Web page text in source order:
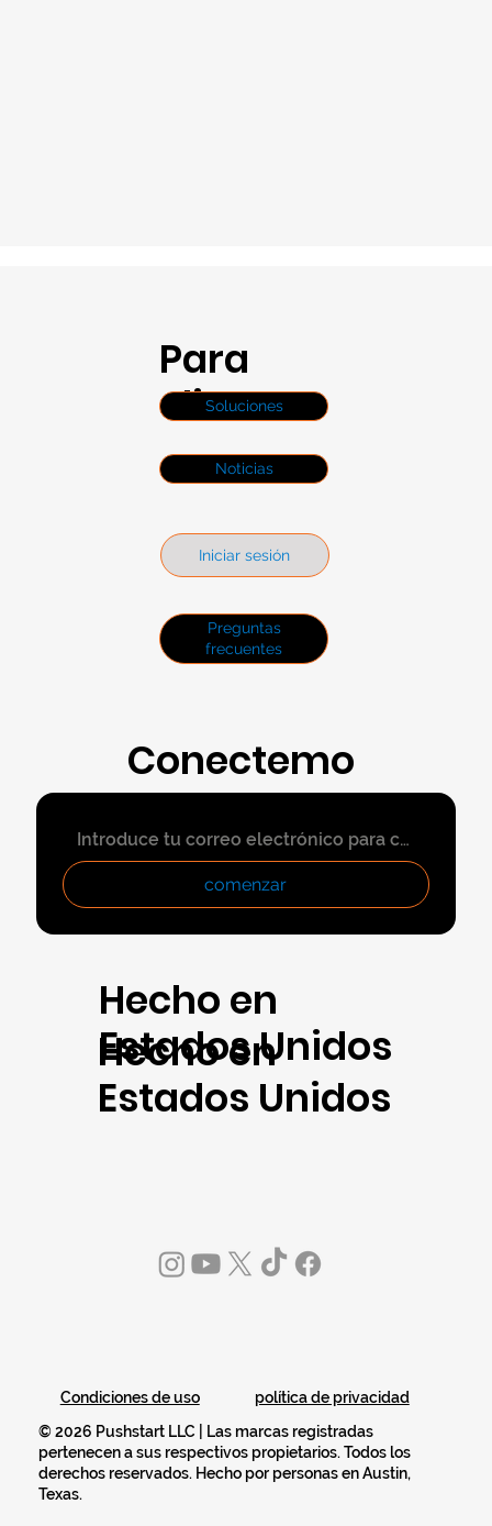
Para
clientes
Soluciones
Iniciar sesión
Noticias
Preguntas
frecuentes
comenzar
Conectemo
s
Hecho en
Estados Unidos
Hecho en
Estados Unidos
política de privacidad
Condiciones de uso
© 2026 Pushstart LLC | Las marcas registradas
pertenecen a sus respectivos propietarios. Todos los
derechos reservados. Hecho por personas en Austin,
Texas.